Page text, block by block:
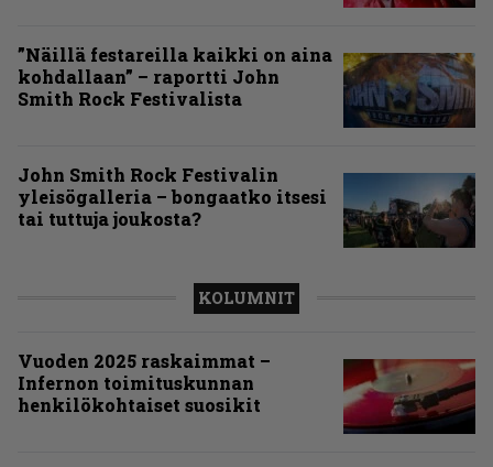
”Näillä festareilla kaikki on aina
kohdallaan” – raportti John
Smith Rock Festivalista
John Smith Rock Festivalin
yleisögalleria – bongaatko itsesi
tai tuttuja joukosta?
KOLUMNIT
Vuoden 2025 raskaimmat –
Infernon toimituskunnan
henkilökohtaiset suosikit